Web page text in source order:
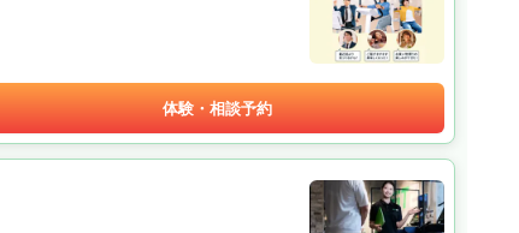
体験・相談予約